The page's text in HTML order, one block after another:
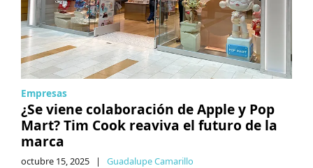
Empresas
¿Se viene colaboración de Apple y Pop
Mart? Tim Cook reaviva el futuro de la
marca
octubre 15, 2025 | Guadalupe Camarillo